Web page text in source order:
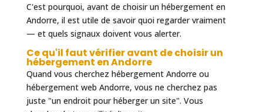
C'est pourquoi, avant de choisir un hébergement en
Andorre, il est utile de savoir quoi regarder vraiment
— et quels signaux doivent vous alerter.
Ce qu'il faut vérifier avant de choisir un
hébergement en Andorre
Quand vous cherchez hébergement Andorre ou
hébergement web Andorre, vous ne cherchez pas
juste "un endroit pour héberger un site". Vous